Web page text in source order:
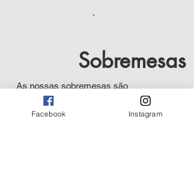
Sobremesas
As nossas sobremesas são
confeccionadas na casa pelo nosso chefe
Facebook Instagram